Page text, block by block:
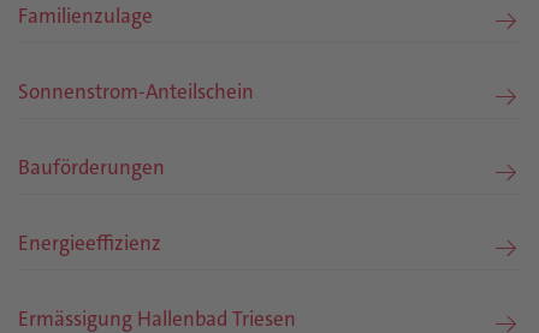
Familienzulage
Sonnenstrom-Anteilschein
Bauförderungen
Energieeffizienz
Ermässigung Hallenbad Triesen